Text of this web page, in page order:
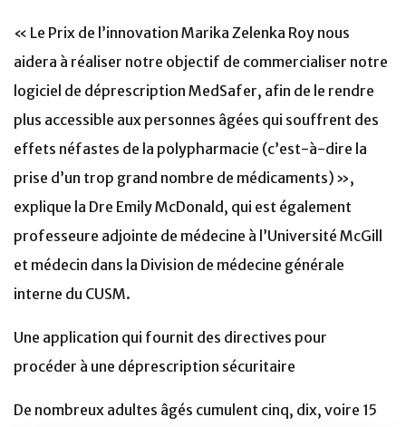
« Le Prix de l’innovation Marika Zelenka Roy nous
aidera à réaliser notre objectif de commercialiser notre
logiciel de déprescription MedSafer, afin de le rendre
plus accessible aux personnes âgées qui souffrent des
effets néfastes de la polypharmacie (c’est-à-dire la
prise d’un trop grand nombre de médicaments) »,
explique la Dre Emily McDonald, qui est également
professeure adjointe de médecine à l’Université McGill
et médecin dans la Division de médecine générale
interne du CUSM.
Une application qui fournit des directives pour
procéder à une déprescription sécuritaire
De nombreux adultes âgés cumulent cinq, dix, voire 15